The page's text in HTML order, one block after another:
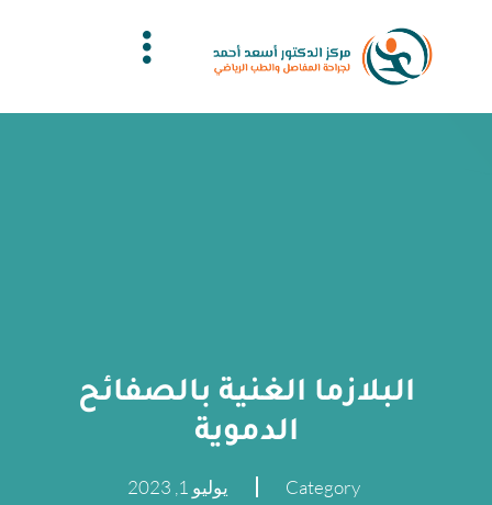
البلازما الغنية بالصفائح
الدموية
Category يوليو 1, 2023